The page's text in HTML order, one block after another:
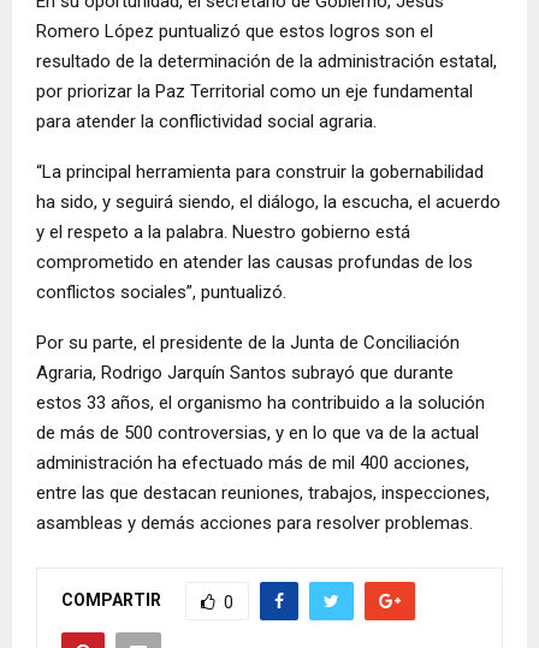
Romero López puntualizó que estos logros son el
resultado de la determinación de la administración estatal,
por priorizar la Paz Territorial como un eje fundamental
para atender la conflictividad social agraria.
“La principal herramienta para construir la gobernabilidad
ha sido, y seguirá siendo, el diálogo, la escucha, el acuerdo
y el respeto a la palabra. Nuestro gobierno está
comprometido en atender las causas profundas de los
conflictos sociales”, puntualizó.
Por su parte, el presidente de la Junta de Conciliación
Agraria, Rodrigo Jarquín Santos subrayó que durante
estos 33 años, el organismo ha contribuido a la solución
de más de 500 controversias, y en lo que va de la actual
administración ha efectuado más de mil 400 acciones,
entre las que destacan reuniones, trabajos, inspecciones,
asambleas y demás acciones para resolver problemas.
COMPARTIR 0